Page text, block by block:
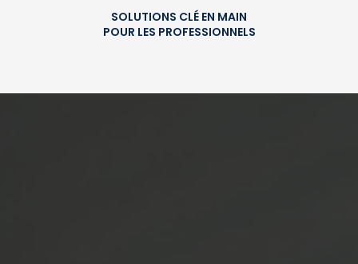
SOLUTIONS CLÉ EN MAIN
POUR LES PROFESSIONNELS